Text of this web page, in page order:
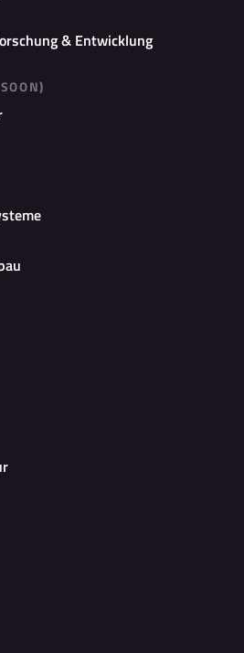
& Entwicklung